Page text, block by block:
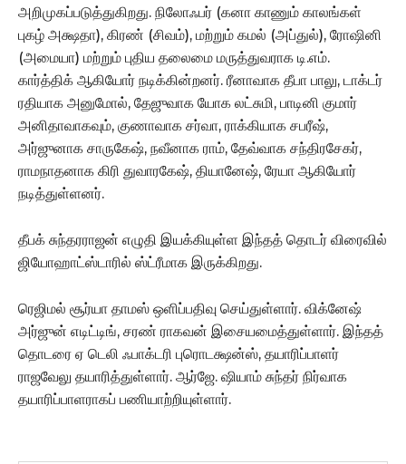
அறிமுகப்படுத்துகிறது. நிலோஃபர் (கனா காணும் காலங்கள்
புகழ் அக்ஷதா), கிரண் (சிவம்), மற்றும் கமல் (அப்துல்), ரோஷினி
(அமையா) மற்றும் புதிய தலைமை மருத்துவராக டி.எம்.
கார்த்திக் ஆகியோர் நடிக்கின்றனர். ரீனாவாக தீபா பாலு, டாக்டர்
ரதியாக அனுமோல், தேஜுவாக யோக லட்சுமி, பாடினி குமார்
அனிதாவாகவும், குணாவாக சர்வா, ராக்கியாக சபரீஷ்,
அர்ஜுனாக சாருகேஷ், நவீனாக ராம், தேவ்வாக சந்திரசேகர்,
ராமநாதனாக கிரி துவாரகேஷ், தியானேஷ், ரேயா ஆகியோர்
நடித்துள்ளனர்.
தீபக் சுந்தரராஜன் எழுதி இயக்கியுள்ள இந்தத் தொடர் விரைவில்
ஜியோஹாட்ஸ்டாரில் ஸ்ட்ரீமாக இருக்கிறது.
ரெஜிமல் சூர்யா தாமஸ் ஒளிப்பதிவு செய்துள்ளார். விக்னேஷ்
அர்ஜுன் எடிட்டிங், சரண் ராகவன் இசையமைத்துள்ளார். இந்தத்
தொடரை ஏ டெலி ஃபாக்டரி புரொடக்ஷன்ஸ், தயாரிப்பாளர்
ராஜவேலு தயாரித்துள்ளார். ஆர்ஜே. ஷியாம் சுந்தர் நிர்வாக
தயாரிப்பாளராகப் பணியாற்றியுள்ளார்.